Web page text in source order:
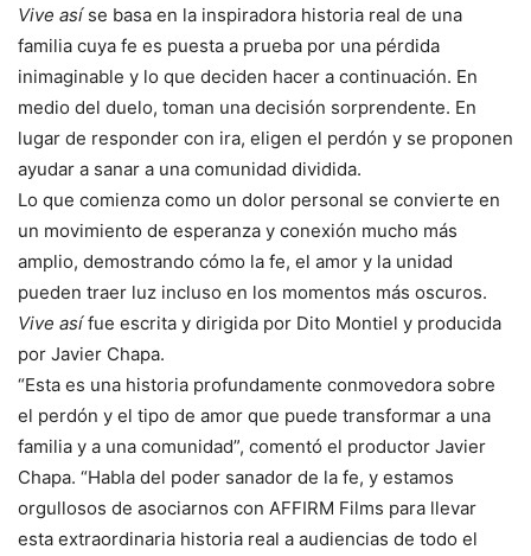
Vive así se basa en la inspiradora historia real de una
familia cuya fe es puesta a prueba por una pérdida
inimaginable y lo que deciden hacer a continuación. En
medio del duelo, toman una decisión sorprendente. En
lugar de responder con ira, eligen el perdón y se proponen
ayudar a sanar a una comunidad dividida.
Lo que comienza como un dolor personal se convierte en
un movimiento de esperanza y conexión mucho más
amplio, demostrando cómo la fe, el amor y la unidad
pueden traer luz incluso en los momentos más oscuros.
Vive asífue escrita y dirigida por Dito Montiel y producida
por Javier Chapa.
“Esta es una historia profundamente conmovedora sobre
el perdón y el tipo de amor que puede transformar a una
familia y a una comunidad”, comentó el productor Javier
Chapa. “Habla del poder sanador de la fe, y estamos
orgullosos de asociarnos con AFFIRM Films para llevar
esta extraordinaria historia real a audiencias de todo el